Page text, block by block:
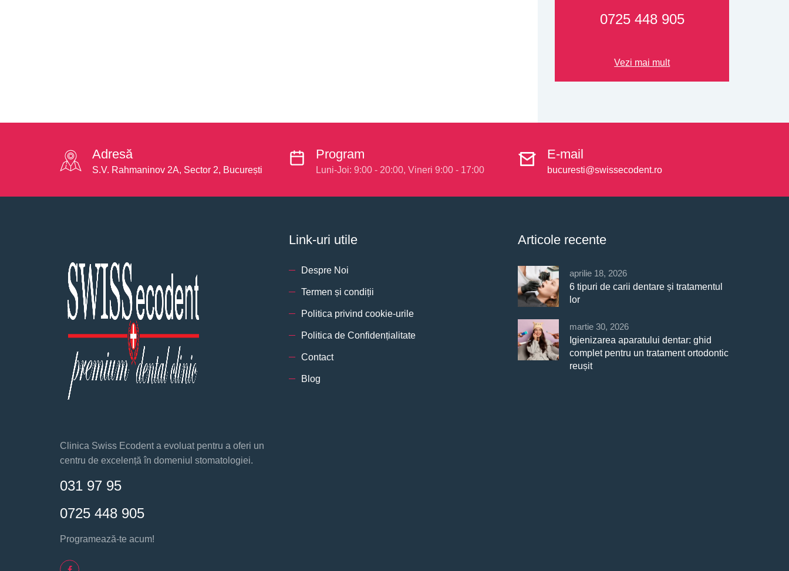
0725 448 905
Vezi mai mult
Adresă
S.V. Rahmaninov 2A, Sector 2, București
Program
Luni-Joi: 9:00 - 20:00, Vineri 9:00 - 17:00
E-mail
bucuresti@swissecodent.ro
Clinica Swiss Ecodent a evoluat pentru a oferi un
centru de excelență în domeniul stomatologiei.
031 97 95
0725 448 905
Programează-te acum!
Link-uri utile
Despre Noi
Termen și condiții
Politica privind cookie-urile
Politica de Confidențialitate
Contact
Blog
Articole recente
aprilie 18, 2026
6 tipuri de carii dentare și tratamentul
lor
martie 30, 2026
Igienizarea aparatului dentar: ghid
complet pentru un tratament ortodontic
reușit